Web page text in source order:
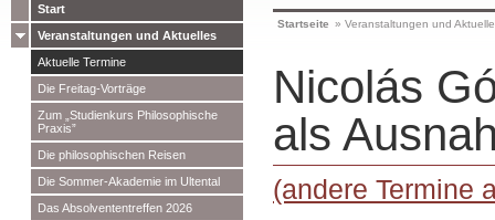
Start
Veranstaltungen und Aktuelles
Aktuelle Termine
Die Freitag-Vorträge
Zum „Studienkurs Philosophische
Praxis”
Die philosophischen Reisen
Die Sommer-Akademie im Ultental
Das Absolvententreffen 2026
Startseite » Veranstaltungen und
Nicolás
als
(andere Termine